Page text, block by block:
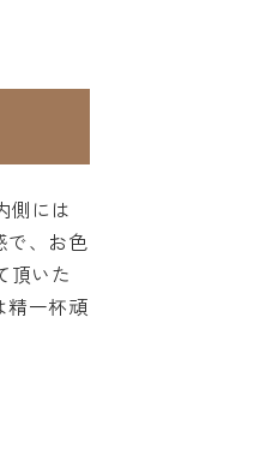
側には
で、お色
頂いた
精一杯頑